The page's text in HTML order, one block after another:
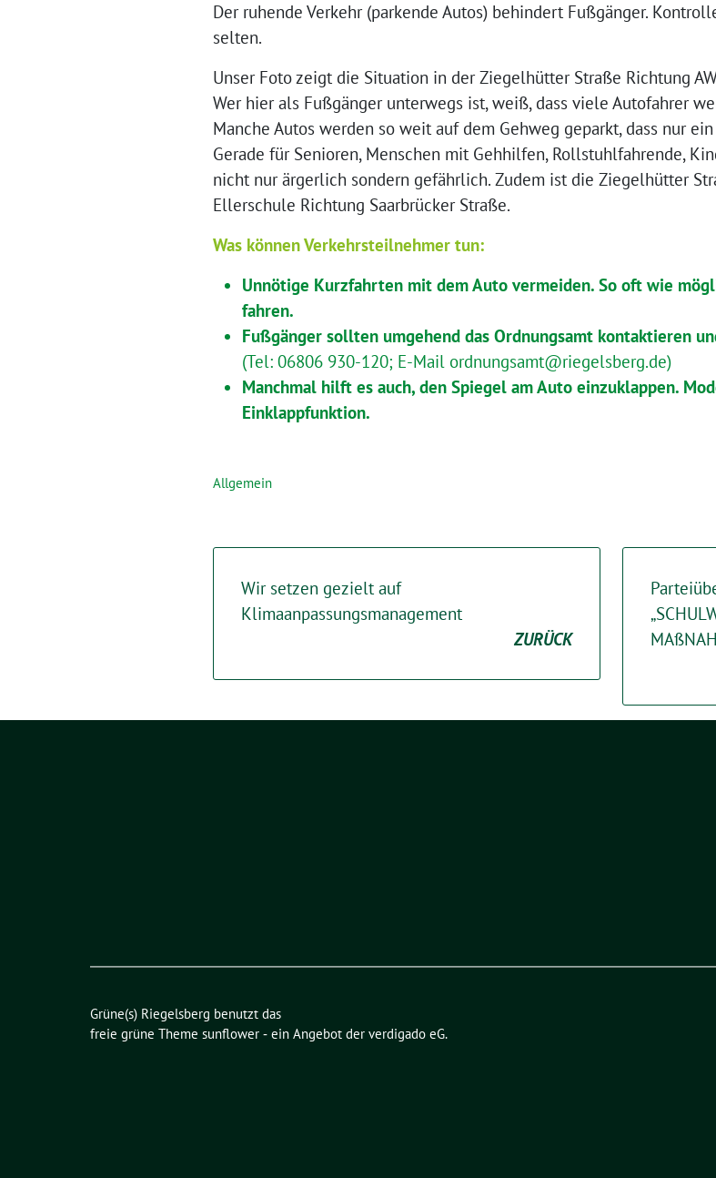
Der ruhende Verkehr (parkende Autos) behindert Fußgänger.
selten.
Unser Foto zeigt die Situation in der Ziegelhütter Straße Richtung
Wer hier als Fußgänger unterwegs ist, weiß, dass viele Autofahrer
Manche Autos werden so weit auf dem Gehweg geparkt, dass nur
Gerade für Senioren, Menschen mit Gehhilfen, Rollstuhlfahrende,
nicht nur ärgerlich sondern gefährlich. Zudem ist die Ziegelhütter
Ellerschule Richtung Saarbrücker Straße.
Was können Verkehrsteilnehmer tun:
Unnötige Kurzfahrten mit dem Auto vermeiden. So oft wie
fahren.
Fußgänger sollten umgehend das Ordnungsamt kontaktieren
(Tel: 06806 930-120; E-Mail ordnungsamt@riegelsberg.de)
Manchmal hilft es auch, den Spiegel am Auto einzuklappen.
Einklappfunktion.
Allgemein
Wir setzen gezielt auf
Klimaanpassungsmanagement
ZURÜCK
Grüne(s) Riegelsberg benutzt das
freie grüne Theme sunflower ‐ ein Angebot der verdigado eG.